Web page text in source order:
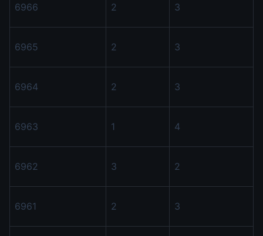
6966 2 3
6965 2 3
6964 2 3
6963 1 4
6962 3 2
6961 2 3